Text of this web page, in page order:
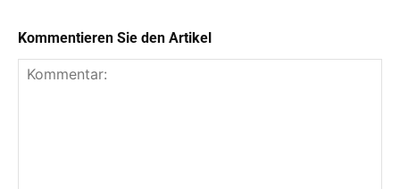
Kommentieren Sie den Artikel